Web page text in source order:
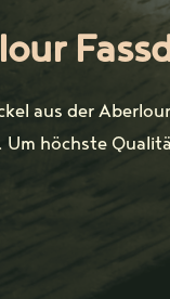
aus der
höchste